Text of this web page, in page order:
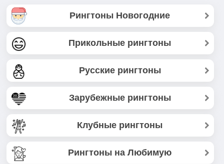
Рингтоны Новогодние
Прикольные рингтоны
Русские рингтоны
Зарубежные рингтоны
Клубные рингтоны
Рингтоны на Любимую